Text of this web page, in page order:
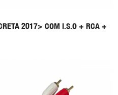
2017> COM I.S.O + RCA +